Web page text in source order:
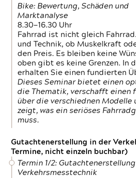
Bike: Bewertung, Schäden und
Marktanalyse
8.30—16.30 Uhr
Fahrrad ist nicht gleich
und Technik, ob Muskelkraft
den Preis. Es bleiben keine
oben gibt es keine Grenzen. In
erhalten Sie einen fundierten
Dieses Seminar bietet einen
die Thematik, verschafft einen
über die verschiednen Modelle
zeigt, was ein seriöses
muss.
Gutachtenerstellung in der
Termine, nicht einzeln buchbar)
Termin 1/2:
Verkehrsmesstechnik